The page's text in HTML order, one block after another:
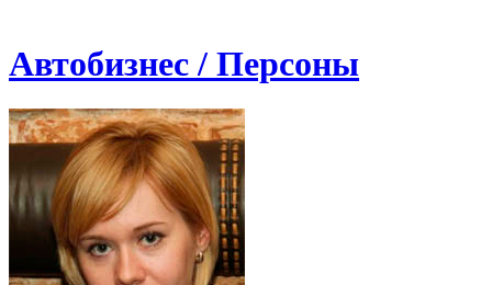
Автобизнес / Персоны